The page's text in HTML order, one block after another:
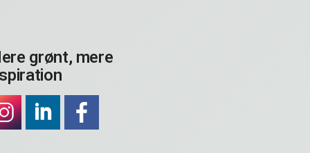
grønt, mere